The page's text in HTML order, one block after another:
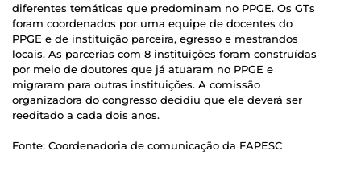
diferentes temáticas que predominam no PPGE. Os GTs
foram coordenados por uma equipe de docentes do
PPGE e de instituição parceira, egresso e mestrandos
locais. As parcerias com 8 instituições foram construídas
por meio de doutores que já atuaram no PPGE e
migraram para outras instituições. A comissão
organizadora do congresso decidiu que ele deverá ser
reeditado a cada dois anos.
Fonte: Coordenadoria de comunicação da FAPESC